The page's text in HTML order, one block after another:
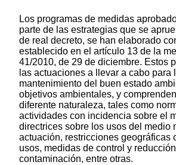
Los programas de medidas
parte de las estrategias que se
de real decreto, se han elaborado
establecido en el artículo 13 de la
41/2010, de 29 de diciembre. Estos
las actuaciones a llevar a cabo para
mantenimiento del buen estado
objetivos ambientales, y
diferente naturaleza, tales como
actividades con incidencia sobre el
directrices sobre los usos del medio
actuación, restricciones geográficas
usos, medidas de control y
contaminación, entre otras.